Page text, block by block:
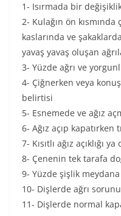
1- Isırmada bir
2- Kulağın ön
kaslarında ve
yavaş yavaş oluşan
3- Yüzde ağrı ve
4- Çiğnerken veya
belirtisi
5- Esnemede ve ağız
6- Ağız açıp kapatırken
7- Kısıtlı ağız açıklığı
8- Çenenin tek tarafa
9- Yüzde şişlik
10- Dişlerde ağrı sorunu
11- Dişlerde normal